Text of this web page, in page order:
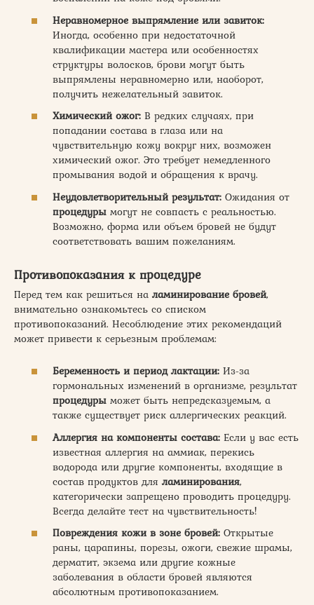
Неравномерное выпрямление или завиток:
Иногда, особенно при недостаточной
квалификации мастера или особенностях
структуры волосков, брови могут быть
выпрямлены неравномерно или, наоборот,
получить нежелательный завиток.
Химический ожог: В редких случаях, при
попадании состава в глаза или на
чувствительную кожу вокруг них, возможен
химический ожог. Это требует немедленного
промывания водой и обращения к врачу.
Неудовлетворительный результат: Ожидания от
процедуры могут не совпасть с реальностью.
Возможно, форма или объем бровей не будут
соответствовать вашим пожеланиям.
Противопоказания к процедуре
Перед тем как решиться на ламинирование бровей,
внимательно ознакомьтесь со списком
противопоказаний. Несоблюдение этих рекомендаций
может привести к серьезным проблемам:
Беременность и период лактации: Из-за
гормональных изменений в организме, результат
процедуры может быть непредсказуемым, а
также существует риск аллергических реакций.
Аллергия на компоненты состава: Если у вас есть
известная аллергия на аммиак, перекись
водорода или другие компоненты, входящие в
состав продуктов для ламинирования,
категорически запрещено проводить процедуру.
Всегда делайте тест на чувствительность!
Повреждения кожи в зоне бровей: Открытые
раны, царапины, порезы, ожоги, свежие шрамы,
дерматит, экзема или другие кожные
заболевания в области бровей являются
абсолютным противопоказанием.